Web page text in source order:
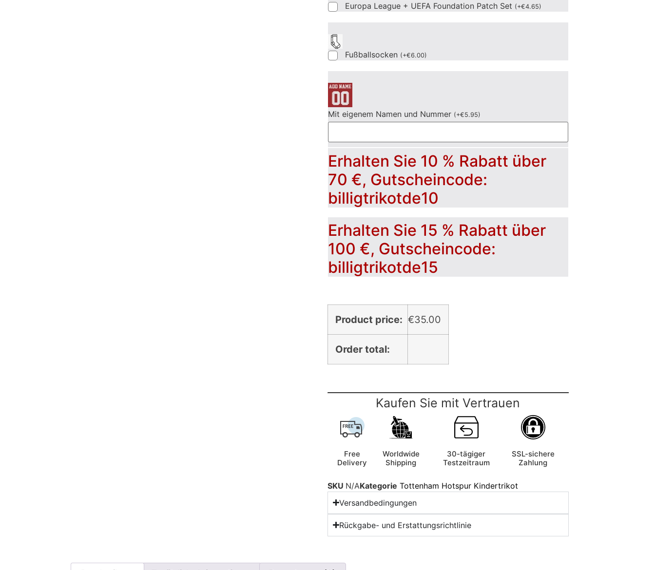
Europa League + UEFA Foundation Patch Set (+€4.65)
Fußballsocken (+€6.00)
Mit eigenem Namen und Nummer (+€5.95)
Erhalten Sie 10 % Rabatt über
70 €, Gutscheincode:
billigtrikotde10
Erhalten Sie 15 % Rabatt über
100 €, Gutscheincode:
billigtrikotde15
Product price: €35.00
Order total:
Kaufen Sie mit Vertrauen
Free
Delivery
Worldwide
Shipping
30-tägiger
Testzeitraum
SSL-sichere
Zahlung
SKU N/AKategorie Tottenham Hotspur Kindertrikot
Versandbedingungen
Rückgabe- und Erstattungsrichtlinie